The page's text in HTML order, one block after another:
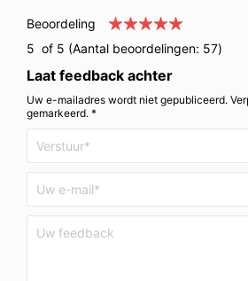
Beoordeling
5 of 5 (Aantal beoordelingen: 57)
Laat feedback achter
Uw e-mailadres wordt niet gepubliceerd.
gemarkeerd. *